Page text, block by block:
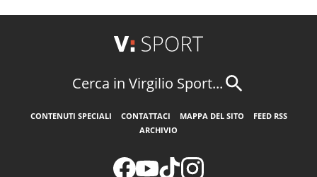
Cerca in Virgilio Sport...
CONTENUTI SPECIALI CONTATTACI MAPPA DEL SITO
FEED RSS
ARCHIVIO